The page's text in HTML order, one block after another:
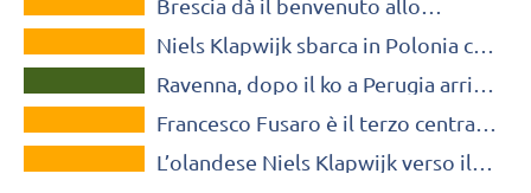
insieme”
Brescia dà il benvenuto allo
Klapwijk
VOLLEY MERCATO
Niels Klapwijk sbarca in Polonia con
SUPERLEGA MASCHILE
Ravenna, dopo il ko a Perugia arriva
per fare esperienza”
VOLLEY MERCATO
Francesco Fusaro è il terzo centrale
VOLLEY MERCATO
L’olandese Niels Klapwijk verso il